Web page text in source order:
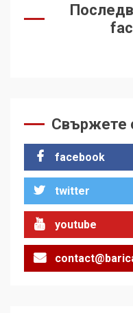
Свържете
facebook
twitter
youtube